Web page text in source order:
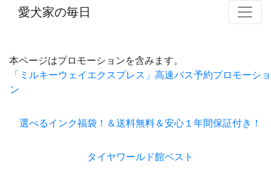
愛犬家の毎日
本ページはプロモーションを含みます。
「ミルキーウェイエクスプレス」高速バス予約プロモーショ
ン
選べるインク福袋！＆送料無料＆安心１年間保証付き！
タイヤワールド館ベスト